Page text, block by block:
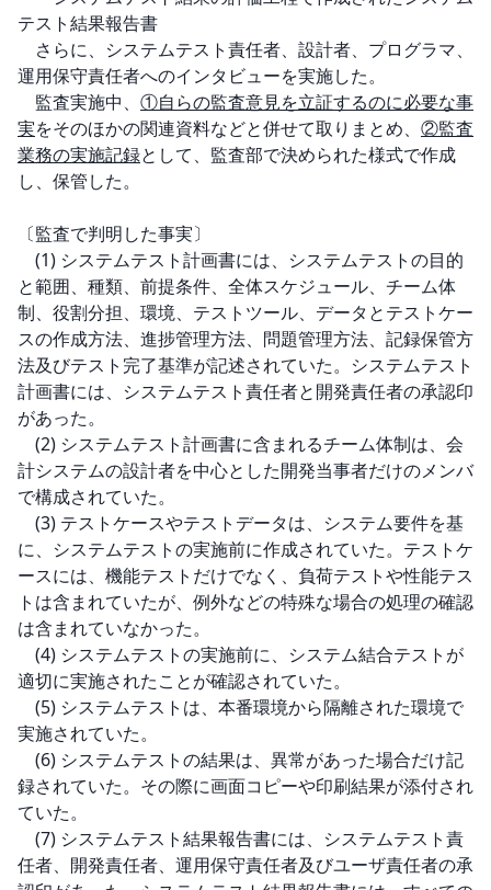
テスト結果報告書
さらに、システムテスト責任者、設計者、プログラマ、
運用保守責任者へのインタビューを実施した。
監査実施中、 ①自らの監査意見を立証するのに必要な事
実をそのほかの関連資料などと併せて取りまとめ、 ②監査
業務の実施記録として、監査部で決められた様式で作成
し、保管した。
〔監査で判明した事実〕
(1) システムテスト計画書には、システムテストの目的
と範囲、種類、前提条件、全体スケジュール、チーム体
制、役割分担、環境、テストツール、データとテストケー
スの作成方法、進捗管理方法、問題管理方法、記録保管方
法及びテスト完了基準が記述されていた。システムテスト
計画書には、システムテスト責任者と開発責任者の承認印
があった。
(2) システムテスト計画書に含まれるチーム体制は、会
計システムの設計者を中心とした開発当事者だけのメンバ
で構成されていた。
(3) テストケースやテストデータは、システム要件を基
に、システムテストの実施前に作成されていた。テストケ
ースには、機能テストだけでなく、負荷テストや性能テス
トは含まれていたが、例外などの特殊な場合の処理の確認
は含まれていなかった。
(4) システムテストの実施前に、システム結合テストが
適切に実施されたことが確認されていた。
(5) システムテストは、本番環境から隔離された環境で
実施されていた。
(6) システムテストの結果は、異常があった場合だけ記
録されていた。その際に画面コピーや印刷結果が添付され
ていた。
(7) システムテスト結果報告書には、システムテスト責
任者、開発責任者、運用保守責任者及びユーザ責任者の承